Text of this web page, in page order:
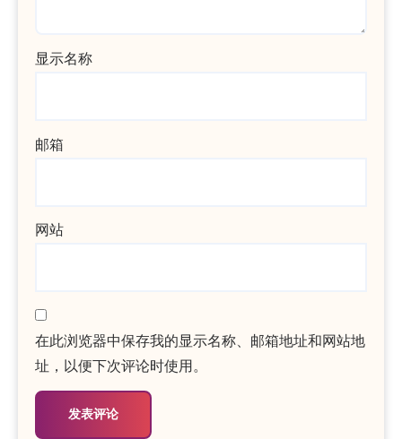
显示名称
邮箱
网站
在此浏览器中保存我的显示名称、邮箱地址和网站地
址，以便下次评论时使用。